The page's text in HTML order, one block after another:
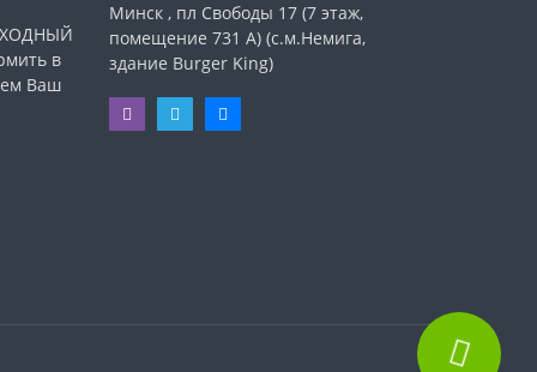
в
Ваш
Минск , пл Свободы 17 (7 этаж,
помещение 731 А) (с.м.Немига,
здание Burger King)